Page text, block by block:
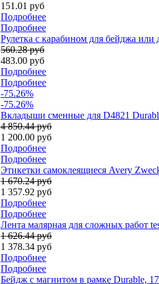
151.01 руб
Подробнее
Подробнее
Рулетка с карабином для бейджа
560.28 руб
483.00 руб
Подробнее
Подробнее
-75.26%
-75.26%
Вкладыши сменные для D4821
4 850.44 руб
1 200.00 руб
Подробнее
Подробнее
Этикетки самоклеящиеся Avery
1 670.24 руб
1 357.92 руб
Подробнее
Подробнее
Лента малярная для сложных работ
1 626.44 руб
1 378.34 руб
Подробнее
Подробнее
Бейдж с магнитом в рамке Durable,